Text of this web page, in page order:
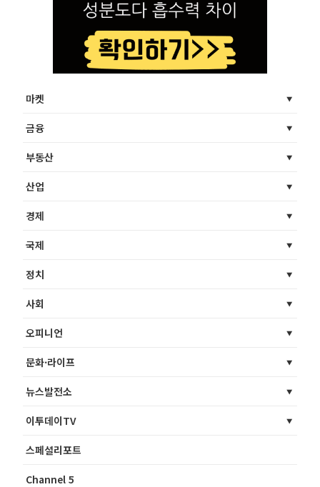
마켓
금융
부동산
산업
경제
국제
정치
사회
오피니언
문화·라이프
뉴스발전소
이투데이TV
스페셜리포트
Channel 5